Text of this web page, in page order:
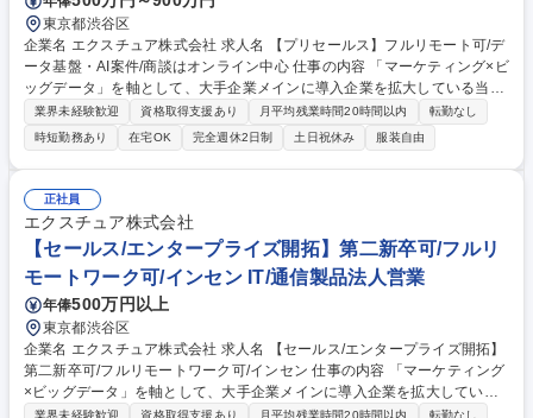
東京都渋谷区
企業名 エクスチュア株式会社 求人名 【プリセールス】フルリモート可/デ
ータ基盤・AI案件/商談はオンライン中心 仕事の内容 「マーケティング×ビ
ッグデータ」を軸として、大手企業メインに導入企業を拡大している当社
にて、主要クライアント層である大企業向けに新規案件獲得のための営業
活動をお任せします。 【業務詳細】■見込み顧客へのヒアリング及び課題
整理、言語化■提案骨子の設計（構成～アプローチ）■複数プロダクトを組
み合わせたシステム構成図の作成（PoC・本番構成イメージ）■顧客への
プレゼンテーション、質疑応答のリード 等※技術検証が必要な箇所はエン
ジニアと連携※見積もりは営業担当【主な対象技術領域】Snowflake、C
DP、生成AI活用など 募集職種 【プリセールス】フルリモート可/データ基
盤・AI案件/商談はオンライン中心
業界未経験歓迎 資格取得支援あり 月平均残業時間20時間以内
転勤なし
時短勤務あり
在宅OK 完全週休2日制 土日祝休み 服装自由
正社員
エクスチュア株式会社
【セールス/エンタープライズ開拓】第二新卒可/フルリ
モートワーク可/インセン IT/通信製品法人営業
年俸500万円以上
東京都渋谷区
企業名 エクスチュア株式会社 求人名 【セールス/エンタープライズ開拓】
第二新卒可/フルリモートワーク可/インセン 仕事の内容 「マーケティング
×ビッグデータ」を軸として、大手企業メインに導入企業を拡大している
当社にて、問い合わせいただいた大手顧客へのご提案・新規開拓をお任せ
業界未経験歓迎 資格取得支援あり 月平均残業時間20時間以内
転勤なし